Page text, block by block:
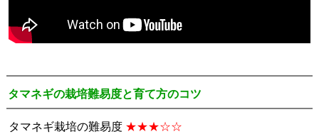
タマネギの栽培難易度と育て方のコツ
タマネギ栽培の難易度 ★★★☆☆